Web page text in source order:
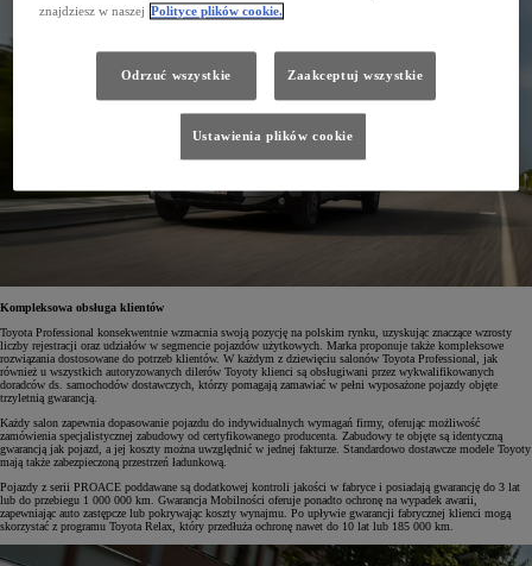
Kompleksowa obsługa klientów
Toyota Professional konsekwentnie wzmacnia swoją pozycję na polskim rynku, uzyskując znaczące wzrosty
liczby rejestracji oraz udziałów w segmencie pojazdów użytkowych. Marka proponuje także kompleksowe
rozwiązania dostosowane do potrzeb klientów. W każdym z dziewięciu salonów Toyota Professional, jak
również u wszystkich autoryzowanych dilerów Toyoty klienci są obsługiwani przez wykwalifikowanych
doradców ds. samochodów dostawczych, którzy pomagają zamawiać w pełni wyposażone pojazdy objęte
trzyletnią gwarancją.
Każdy salon zapewnia dopasowanie pojazdu do indywidualnych wymagań firmy, oferując możliwość
zamówienia specjalistycznej zabudowy od certyfikowanego producenta. Zabudowy te objęte są identyczną
gwarancją jak pojazd, a jej koszty można uwzględnić w jednej fakturze. Standardowo dostawcze modele Toyoty
mają także zabezpieczoną przestrzeń ładunkową.
Pojazdy z serii PROACE poddawane są dodatkowej kontroli jakości w fabryce i posiadają gwarancję do 3 lat
lub do przebiegu 1 000 000 km. Gwarancja Mobilności oferuje ponadto ochronę na wypadek awarii,
zapewniając auto zastępcze lub pokrywając koszty wynajmu. Po upływie gwarancji fabrycznej klienci mogą
skorzystać z programu Toyota Relax, który przedłuża ochronę nawet do 10 lat lub 185 000 km.
znajdziesz w naszej Polityce plików cookie.
Odrzuć wszystkie Zaakceptuj wszystkie
Ustawienia plików cookie